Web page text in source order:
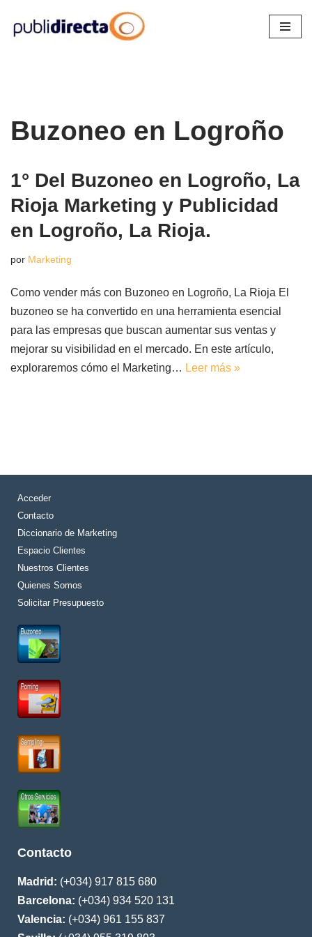
Saltar
Buzoneo en Logroño
1° Del Buzoneo en Logroño, La
Rioja Marketing y Publicidad
en Logroño, La Rioja.
por Marketing
Como vender más con Buzoneo en Logroño, La Rioja El
buzoneo se ha convertido en una herramienta esencial
para las empresas que buscan aumentar sus ventas y
mejorar su visibilidad en el mercado. En este artículo,
exploraremos cómo el Marketing… Leer más »
Acceder
Contacto
Diccionario de Marketing
Espacio Clientes
Nuestros Clientes
Quienes Somos
Solicitar Presupuesto
Contacto
Madrid: (+034) 917 815 680
Barcelona: (+034) 934 520 131
Valencia: (+034) 961 155 837